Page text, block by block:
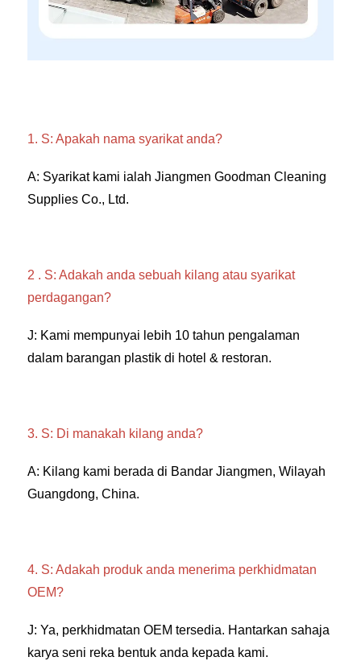
1. S: Apakah nama syarikat anda?
A: Syarikat kami ialah Jiangmen Goodman Cleaning
Supplies Co., Ltd.
2 . S: Adakah anda sebuah kilang atau syarikat
perdagangan?
J: Kami mempunyai lebih 10 tahun pengalaman
dalam barangan plastik di hotel & restoran.
3. S: Di manakah kilang anda?
A: Kilang kami berada di Bandar Jiangmen, Wilayah
Guangdong, China.
4. S: Adakah produk anda menerima perkhidmatan
OEM?
J: Ya, perkhidmatan OEM tersedia. Hantarkan sahaja
karya seni reka bentuk anda kepada kami.